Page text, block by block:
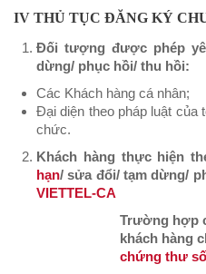
IV THỦ TỤC ĐĂNG KÝ
Đối tượng được phép
dừng/ phục hồi/ thu hồi:
Các Khách hàng cá nhân;
Đại diện theo pháp luật của
chức.
Khách hàng thực hiện
hạn/ sửa đổi/ tạm dừng/
VIETTEL-CA
Trường hợp
khách hàng
chứng thư số